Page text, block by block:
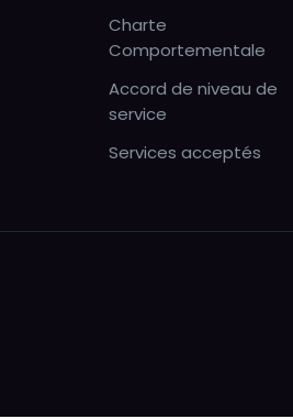
Charte
Comportementale
Accord de niveau de
service
Services acceptés